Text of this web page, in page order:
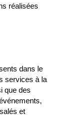
réalisées
dans le
services à la
et